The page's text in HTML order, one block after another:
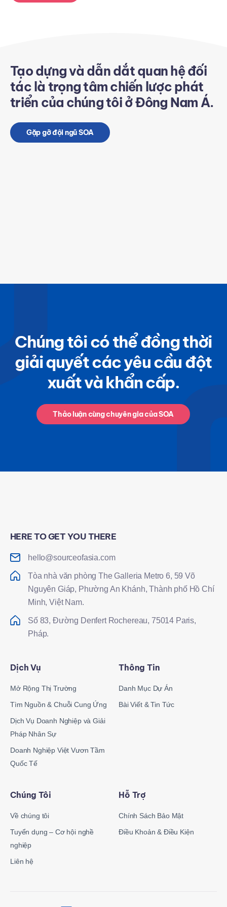
Tạo dựng và dẫn dắt quan hệ đối
tác là trọng tâm chiến lược phát
triển của chúng tôi ở Đông Nam Á.
Gặp gỡ đội ngũ SOA
Chúng tôi có thể đồng thời
giải quyết các yêu cầu đột
xuất và khẩn cấp.
Thảo luận cùng chuyên gia của SOA
HERE TO GET YOU THERE
hello@sourceofasia.com
Tòa nhà văn phòng The Galleria Metro 6, 59 Võ
Nguyên Giáp, Phường An Khánh, Thành phố Hồ Chí
Minh, Việt Nam.
Số 83, Đường Denfert Rochereau, 75014 Paris,
Pháp.
Dịch Vụ
Mở Rộng Thị Trường
Tìm Nguồn & Chuỗi Cung Ứng
Dịch Vụ Doanh Nghiệp và Giải
Pháp Nhân Sự
Doanh Nghiệp Việt Vươn Tầm
Quốc Tế
Thông Tin
Danh Mục Dự Án
Bài Viết & Tin Tức
Chúng Tôi
Về chúng tôi
Tuyển dụng – Cơ hội nghề
nghiệp
Liên hệ
Hỗ Trợ
Chính Sách Bảo Mật
Điều Khoản & Điều Kiện